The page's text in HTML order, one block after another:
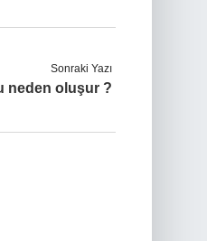
Sonraki Yazı
neden oluşur ?